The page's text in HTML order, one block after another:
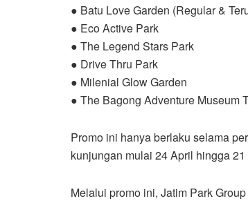
● Batu Love Garden (Regular &
● Eco Active Park
● The Legend Stars Park
● Drive Thru Park
● Milenial Glow Garden
● The Bagong Adventure Museum
Promo ini hanya berlaku selama
kunjungan mulai 24 April hingga
Melalui promo ini, Jatim Park